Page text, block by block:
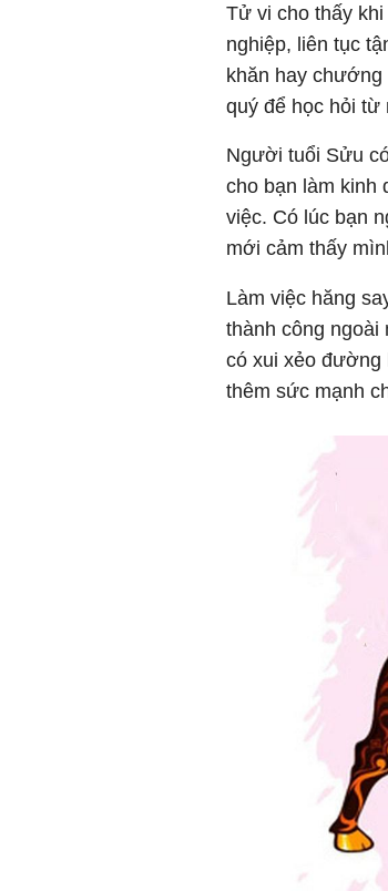
Tử vi cho thấy
nghiệp, liên tục
khăn hay
quý để học hỏi từ
Người tuổi Sửu
cho bạn làm kinh
việc. Có lúc bạn
mới cảm thấy
Làm việc hăng
thành công ngoài
có xui xẻo đường
thêm sức mạnh